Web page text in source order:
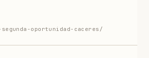
oportunidad-caceres/